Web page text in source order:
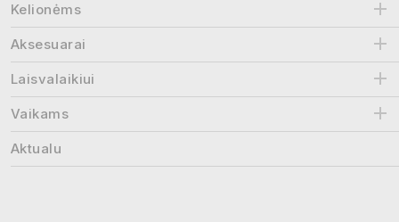
Kelionėms
Aksesuarai
Laisvalaikiui
Vaikams
Aktualu